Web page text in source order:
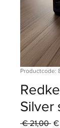
Productcode:
Silver
€ 21,00 €